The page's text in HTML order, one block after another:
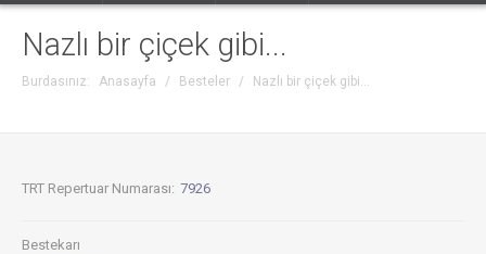
Nazlı bir çiçek gibi...
Burdasınız: Anasayfa / Besteler / Nazlı bir çiçek gibi...
TRT Repertuar Numarası: 7926
Bestekarı